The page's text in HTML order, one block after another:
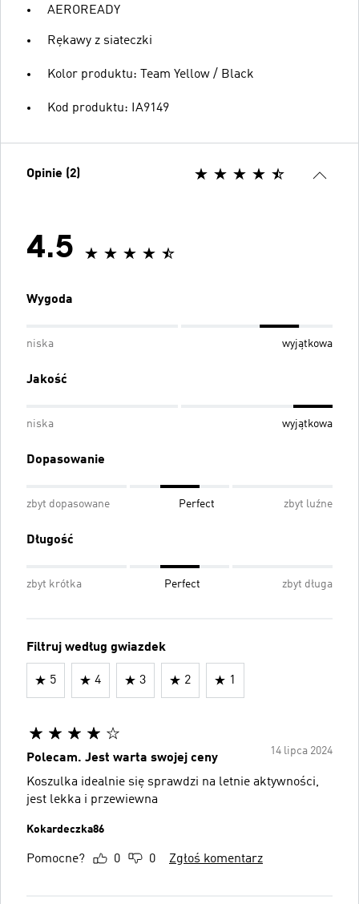
AEROREADY
Rękawy z siateczki
Kolor produktu: Team Yellow / Black
Kod produktu: IA9149
Opinie (2)
4.5
Wygoda
niska wyjątkowa
Jakość
niska wyjątkowa
Dopasowanie
zbyt dopasowane Perfect zbyt luźne
Długość
zbyt krótka Perfect zbyt długa
Filtruj według gwiazdek
5 4 3 2 1
14 lipca 2024
Polecam. Jest warta swojej ceny
Koszulka idealnie się sprawdzi na letnie aktywności,
jest lekka i przewiewna
Kokardeczka86
Pomocne? 0 0 Zgłoś komentarz